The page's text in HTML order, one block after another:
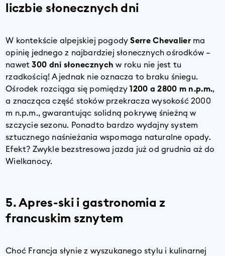
liczbie słonecznych dni
W kontekście alpejskiej pogodySerre Chevalierma
opinię jednego z najbardziej słonecznych ośrodków –
nawet300 dni słonecznych w roku nie jest tu
rzadkością! A jednak nie oznacza to braku śniegu.
Ośrodek rozciąga się pomiędzy1200 a 2800 m n.p.m.,
a znacząca część stoków przekracza wysokość 2000
m n.p.m., gwarantując solidną pokrywę śnieżną w
szczycie sezonu. Ponadto bardzo wydajny system
sztucznego naśnieżania wspomaga naturalne opady.
Efekt? Zwykle bezstresowa jazda już od grudnia aż do
Wielkanocy.
5. Apres-ski i gastronomia z
francuskim sznytem
Choć Francja słynie z wyszukanego stylu i kulinarnej